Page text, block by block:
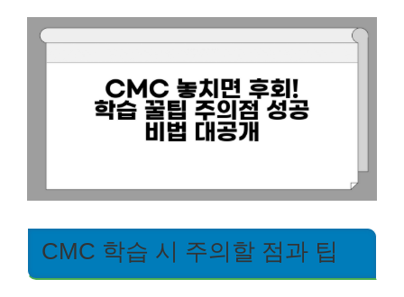
CMC 학습 시 주의할 점과 팁